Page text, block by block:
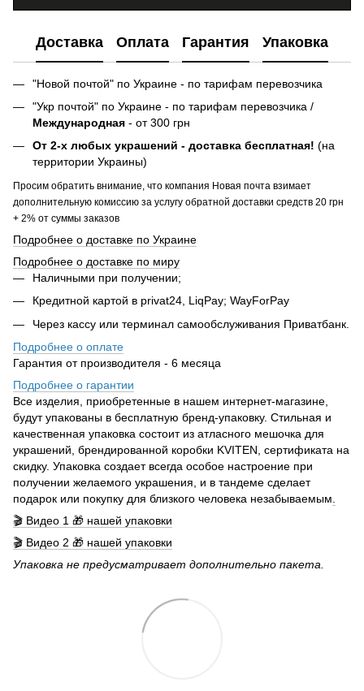
Доставка Оплата Гарантия Упаковка
"Новой почтой" по Украине - по тарифам перевозчика
"Укр почтой" по Украине - по тарифам перевозчика /
Международная - от 300 грн
От 2-х любых украшений - доставка бесплатная! (на
территории Украины)
Просим обратить внимание, что компания Новая почта взимает
дополнительную комиссию за услугу обратной доставки средств 20 грн
+ 2% от суммы заказов
Подробнее о доставке по Украине
Подробнее о доставке по миру
Наличными при получении;
Кредитной картой в privat24, LiqPay; WayForPay
Через кассу или терминал самообслуживания Приватбанк.
Подробнее о оплате
Гарантия от производителя - 6 месяца
Подробнее о гарантии
Все изделия, приобретенные в нашем интернет-магазине,
будут упакованы в бесплатную бренд-упаковку. Стильная и
качественная упаковка состоит из атласного мешочка для
украшений, брендированной коробки KVITEN, сертификата на
скидку. Упаковка создает всегда особое настроение при
получении желаемого украшения, и в тандеме сделает
подарок или покупку для близкого человека незабываемым
🎬 Видео 1 🎁 нашей упаковки
🎬 Видео 2 🎁 нашей упаковки
Упаковка не предусматривает дополнительно пакета.